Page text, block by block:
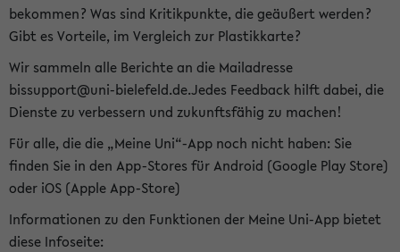
bekommen? Was sind Kritikpunkte, die geäußert werden?
Gibt es Vorteile, im Vergleich zur Plastikkarte?
Wir sammeln alle Berichte an die Mailadresse
bissupport@uni-bielefeld.de.Jedes Feedback hilft dabei, die
Dienste zu verbessern und zukunftsfähig zu machen!
Für alle, die die „Meine Uni“-App noch nicht haben: Sie
finden Sie in den App-Stores für Android (Google Play Store)
oder iOS (Apple App-Store)
Informationen zu den Funktionen der Meine Uni-App bietet
diese Infoseite: